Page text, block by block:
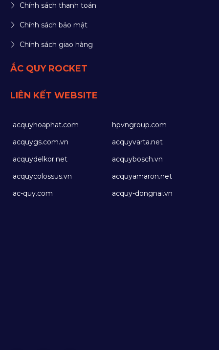
Chính sách thanh toán
Chính sách bảo mật
Chính sách giao hàng
ẮC QUY ROCKET
LIÊN KẾT WEBSITE
acquyhoaphat.com
hpvngroup.com
acquygs.com.vn
acquyvarta.net
acquydelkor.net
acquybosch.vn
acquycolossus.vn
acquyamaron.net
ac-quy.com
acquy-dongnai.vn